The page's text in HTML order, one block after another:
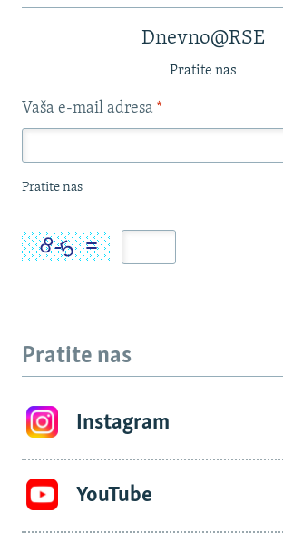
Dnevno@RSE
Pratite nas
Vaša e-mail adresa *
Pratite nas
Pratite nas
Instagram
YouTube